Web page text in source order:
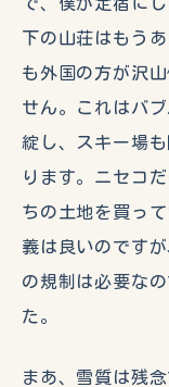
下の山荘はもう
も外国の方が沢
せん。これはバ
綻し、スキー場
ります。ニセコ
ちの土地を買っ
義は良いのです
の規制は必要な
た。
まあ、雪質は残